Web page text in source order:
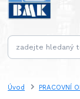
Úvod PRACOVNÍ